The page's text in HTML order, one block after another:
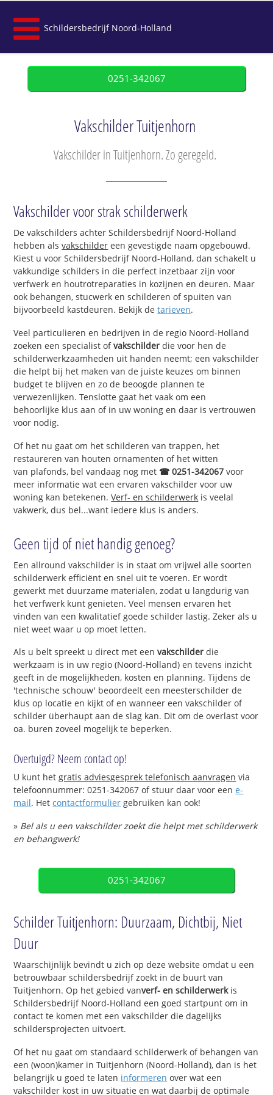
Schildersbedrijf Noord-Holland
0251-342067
Vakschilder Tuitjenhorn
Vakschilder in Tuitjenhorn. Zo geregeld.
Vakschilder voor strak schilderwerk
De vakschilders achter Schildersbedrijf Noord-Holland
hebben alsvakschilder een gevestigde naam opgebouwd.
Kiest u voor Schildersbedrijf Noord-Holland, dan schakelt u
vakkundige schilders in die perfect inzetbaar zijn voor
verfwerk en houtrotreparaties in kozijnen en deuren. Maar
ook behangen, stucwerk en schilderen of spuiten van
bijvoorbeeld kastdeuren. Bekijk detarieven.
Veel particulieren en bedrijven in de regio Noord-Holland
zoeken een specialist ofvakschilder die voor hen de
schilderwerkzaamheden uit handen neemt; een vakschilder
die helpt bij het maken van de juiste keuzes om binnen
budget te blijven en zo de beoogde plannen te
verwezenlijken. Tenslotte gaat het vaak om een
behoorlijke klus aan of in uw woning en daar is vertrouwen
voor nodig.
Of het nu gaat om het schilderen van trappen, het
restaureren van houten ornamenten of het witten
van plafonds, bel vandaag nog met ☎ 0251-342067 voor
meer informatie wat een ervaren vakschilder voor uw
woning kan betekenen.Verf- en schilderwerk is veelal
vakwerk, dus bel...want iedere klus is anders.
Geen tijd of niet handig genoeg?
Een allround vakschilder is in staat om vrijwel alle soorten
schilderwerk efficiënt en snel uit te voeren. Er wordt
gewerkt met duurzame materialen, zodat u langdurig van
het verfwerk kunt genieten. Veel mensen ervaren het
vinden van een kwalitatief goede schilder lastig. Zeker als u
niet weet waar u op moet letten.
Als u belt spreekt u direct met eenvakschilder die
werkzaam is in uw regio (Noord-Holland) en tevens inzicht
geeft in de mogelijkheden, kosten en planning. Tijdens de
'technische schouw' beoordeelt een meesterschilder de
klus op locatie en kijkt of en wanneer een vakschilder of
schilder überhaupt aan de slag kan. Dit om de overlast voor
oa. buren zoveel mogelijk te beperken.
Overtuigd? Neem contact op!
U kunt hetgratis adviesgesprek telefonisch aanvragen via
telefoonnummer: 0251-342067 of stuur daar voor eene-
mail. Hetcontactformulier gebruiken kan ook!
» Bel als u een vakschilder zoekt die helpt met schilderwerk
en behangwerk!
0251-342067
Schilder Tuitjenhorn: Duurzaam, Dichtbij, Niet
Duur
Waarschijnlijk bevindt u zich op deze website omdat u een
betrouwbaar schildersbedrijf zoekt in de buurt van
Tuitjenhorn. Op het gebied vanverf- en schilderwerkis
Schildersbedrijf Noord-Holland een goed startpunt om in
contact te komen met een vakschilder die dagelijks
schildersprojecten uitvoert.
Of het nu gaat om standaard schilderwerk of behangen van
een (woon)kamer in Tuitjenhorn (Noord-Holland), dan is het
belangrijk u goed te laten informeren over wat een
vakschilder kost in uw situatie en wat daarbij de optimale